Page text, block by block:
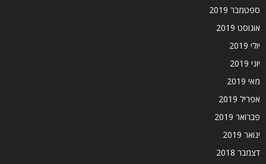
ספטמבר 2019
אוגוסט 2019
יולי 2019
יוני 2019
מאי 2019
אפריל 2019
פברואר 2019
ינואר 2019
דצמבר 2018